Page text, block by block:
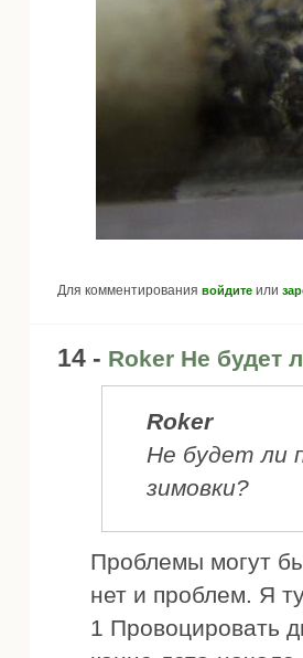
Для комментирования войдите или
14 - Roker Не будет
Roker
Не будет ли
зимовки?
Проблемы могут
нет и проблем. Я
1 Провоцировать